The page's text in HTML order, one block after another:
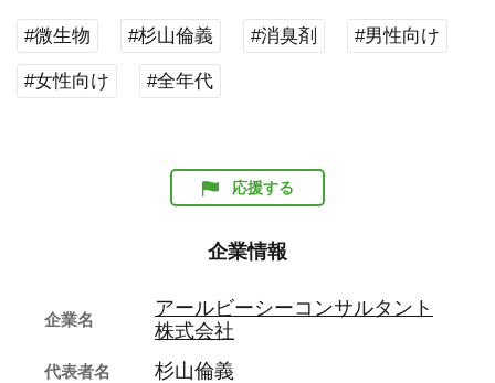
#微生物 #杉山倫義 #消臭剤 #男性向け
#女性向け #全年代
応援する
企業情報
企業名
アールビーシーコンサルタント
株式会社
代表者名 杉山倫義